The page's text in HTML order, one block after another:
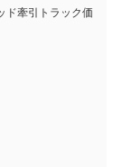
ド牽引トラック価